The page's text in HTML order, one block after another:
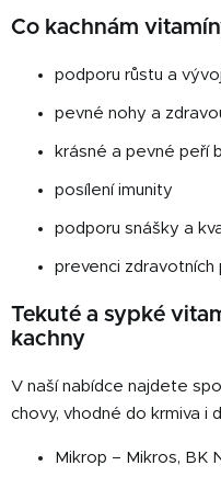
Co kachnám
podporu růstu a
pevné nohy a
krásné a pevné peří
posílení imunity
podporu snášky a
prevenci zdravotních
Tekuté a sypké
kachny
V naší nabídce najdete
chovy, vhodné do krmiva i
Mikrop – Mikros, BK